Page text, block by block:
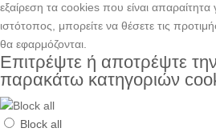
εξαίρεση τα cookies που είναι απαραίτητα
ιστότοπος, μπορείτε να θέσετε τις
θα εφαρμόζονται.
Επιτρέψτε ή αποτρέψτε
παρακάτω κατηγοριών
Block all